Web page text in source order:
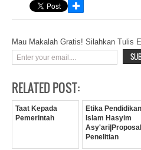
✚
Mau Makalah Gratis! Silahkan Tulis
RELATED POST:
Taat Kepada
Pemerintah
Etika Pendidikan
Islam Hasyim
Asy'ari|Proposal
Penelitian